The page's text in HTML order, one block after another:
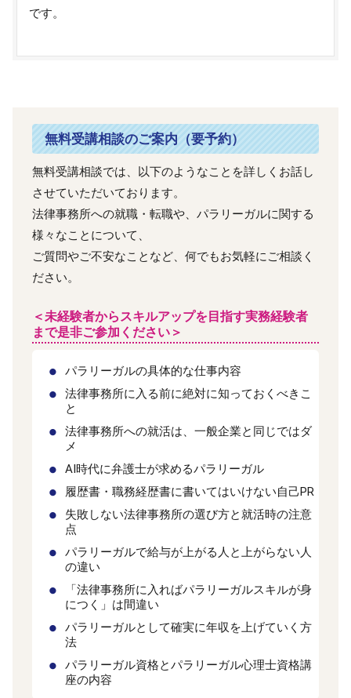
です。
無料受講相談のご案内（要予約）
無料受講相談では、以下のようなことを詳しくお話し
させていただいております。
法律事務所への就職・転職や、パラリーガルに関する
様々なことについて、
ご質問やご不安なことなど、何でもお気軽にご相談く
ださい。
＜未経験者からスキルアップを目指す実務経験者
まで是非ご参加ください＞
パラリーガルの具体的な仕事内容
法律事務所に入る前に絶対に知っておくべきこ
と
法律事務所への就活は、一般企業と同じではダ
メ
AI時代に弁護士が求めるパラリーガル
履歴書・職務経歴書に書いてはいけない自己PR
失敗しない法律事務所の選び方と就活時の注意
点
パラリーガルで給与が上がる人と上がらない人
の違い
「法律事務所に入ればパラリーガルスキルが身
につく」は間違い
パラリーガルとして確実に年収を上げていく方
法
パラリーガル資格とパラリーガル心理士資格講
座の内容